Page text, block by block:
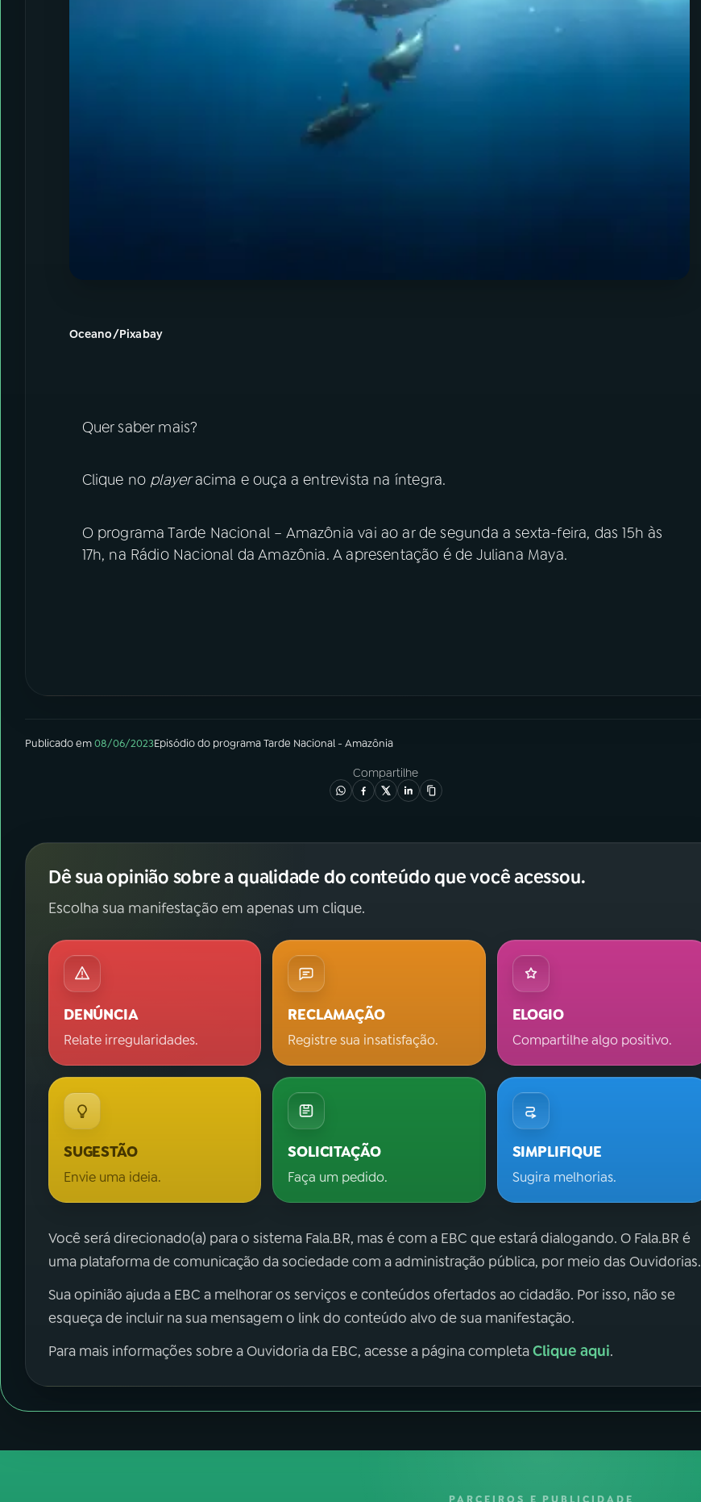
Oceano/Pixabay
Quer saber mais?
Clique no playeracima e ouça a entrevista na íntegra.
O programa Tarde Nacional – Amazônia vai ao ar de segunda a sexta-feira, das 15h às
17h, na Rádio Nacional da Amazônia. A apresentação é de Juliana Maya.
Publicado em08/06/2023Episódiodo programaTarde Nacional - Amazônia
Compartilhe
Dê sua opinião sobre a qualidade do conteúdo que você acessou.
Escolha sua manifestação em apenas um clique.
DENÚNCIA
Relate irregularidades.
RECLAMAÇÃO
Registre sua insatisfação.
ELOGIO
Compartilhe algo positivo.
SUGESTÃO
Envie uma ideia.
SOLICITAÇÃO
Faça um pedido.
SIMPLIFIQUE
Sugira melhorias.
Você será direcionado(a) para o sistema Fala.BR, mas é com a EBC que estará dialogando. O Fala.BR é
uma plataforma de comunicação da sociedade com a administração pública, por meio das Ouvidorias.
Sua opinião ajuda a EBC a melhorar os serviços e conteúdos ofertados ao cidadão. Por isso, não se
esqueça de incluir na sua mensagem o link do conteúdo alvo de sua manifestação.
Para mais informações sobre a Ouvidoria da EBC, acesse a página completaClique aqui.